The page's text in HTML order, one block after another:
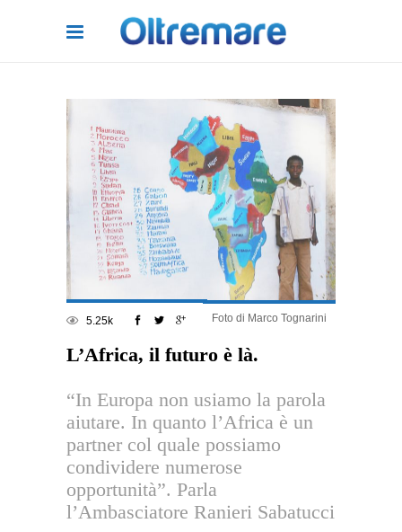
5.25k Foto di Marco Tognarini
L’Africa, il futuro è là.
“In Europa non usiamo la parola
aiutare. In quanto l’Africa è un
partner col quale possiamo
condividere numerose
opportunità”. Parla
l’Ambasciatore Ranieri Sabatucci